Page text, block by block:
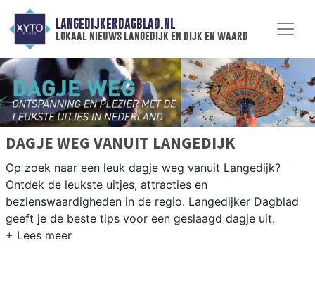
LANGEDIJKERDAGBLAD.NL
lokaal nieuws langedijk en dijk en waard
DAGJE WEG VANUIT LANGEDIJK
Op zoek naar een leuk dagje weg vanuit Langedijk?
Ontdek de leukste uitjes, attracties en
bezienswaardigheden in de regio. Langedijker Dagblad
geeft je de beste tips voor een geslaagd dagje uit.